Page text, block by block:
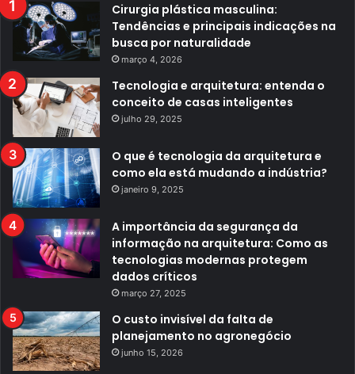
Cirurgia plástica masculina:
Tendências e principais indicações na
busca por naturalidade
março 4, 2026
Tecnologia e arquitetura: entenda o
conceito de casas inteligentes
julho 29, 2025
O que é tecnologia da arquitetura e
como ela está mudando a indústria?
janeiro 9, 2025
A importância da segurança da
informação na arquitetura: Como as
tecnologias modernas protegem
dados críticos
março 27, 2025
O custo invisível da falta de
planejamento no agronegócio
junho 15, 2026